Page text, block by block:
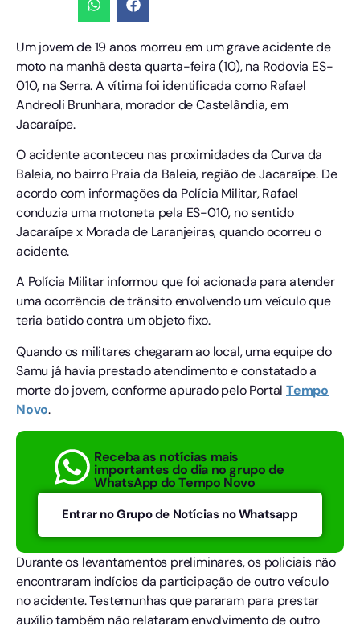
Um jovem de 19 anos morreu em um grave acidente de
moto na manhã desta quarta-feira (10), na Rodovia ES-
010, na Serra. A vítima foi identificada como Rafael
Andreoli Brunhara, morador de Castelândia, em
Jacaraípe.
O acidente aconteceu nas proximidades da Curva da
Baleia, no bairro Praia da Baleia, região de Jacaraípe. De
acordo com informações da Polícia Militar, Rafael
conduzia uma motoneta pela ES-010, no sentido
Jacaraípe x Morada de Laranjeiras, quando ocorreu o
acidente.
A Polícia Militar informou que foi acionada para atender
uma ocorrência de trânsito envolvendo um veículo que
teria batido contra um objeto fixo.
Quando os militares chegaram ao local, uma equipe do
Samu já havia prestado atendimento e constatado a
morte do jovem, conforme apurado pelo Portal Tempo
Novo.
Receba as notícias mais
importantes do dia no grupo de
WhatsApp do Tempo Novo
Entrar no Grupo de Notícias no Whatsapp
Durante os levantamentos preliminares, os policiais não
encontraram indícios da participação de outro veículo
no acidente. Testemunhas que pararam para prestar
auxílio também não relataram envolvimento de outro